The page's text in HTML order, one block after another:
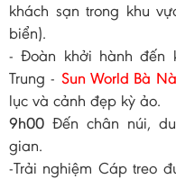
khách sạn trong khu
biển).
- Đoàn khởi hành đến
Trung - Sun World Bà
lục và cảnh đẹp kỳ ảo.
9h00 Đến chân núi,
gian.
-Trải nghiệm Cáp treo